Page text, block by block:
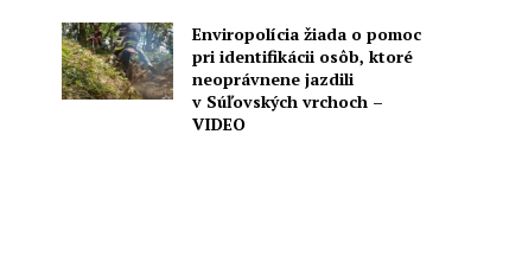
Enviropolícia žiada o pomoc
pri identifikácii osôb, ktoré
neoprávnene jazdili
v Súľovských vrchoch –
VIDEO